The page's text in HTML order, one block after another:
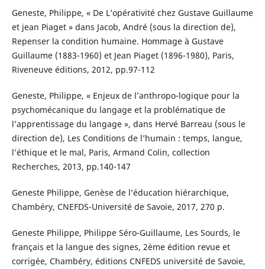
Geneste, Philippe, « De L’opérativité chez Gustave Guillaume
et jean Piaget » dans Jacob, André (sous la direction de),
Repenser la condition humaine. Hommage à Gustave
Guillaume (1883-1960) et Jean Piaget (1896-1980), Paris,
Riveneuve éditions, 2012, pp.97-112
Geneste, Philippe, « Enjeux de l’anthropo-logique pour la
psychomécanique du langage et la problématique de
l’apprentissage du langage », dans Hervé Barreau (sous le
direction de), Les Conditions de l’humain : temps, langue,
l’éthique et le mal, Paris, Armand Colin, collection
Recherches, 2013, pp.140-147
Geneste Philippe, Genèse de l’éducation hiérarchique,
Chambéry, CNEFDS-Université de Savoie, 2017, 270 p.
Geneste Philippe, Philippe Séro-Guillaume, Les Sourds, le
français et la langue des signes, 2ème édition revue et
corrigée, Chambéry, éditions CNFEDS université de Savoie,